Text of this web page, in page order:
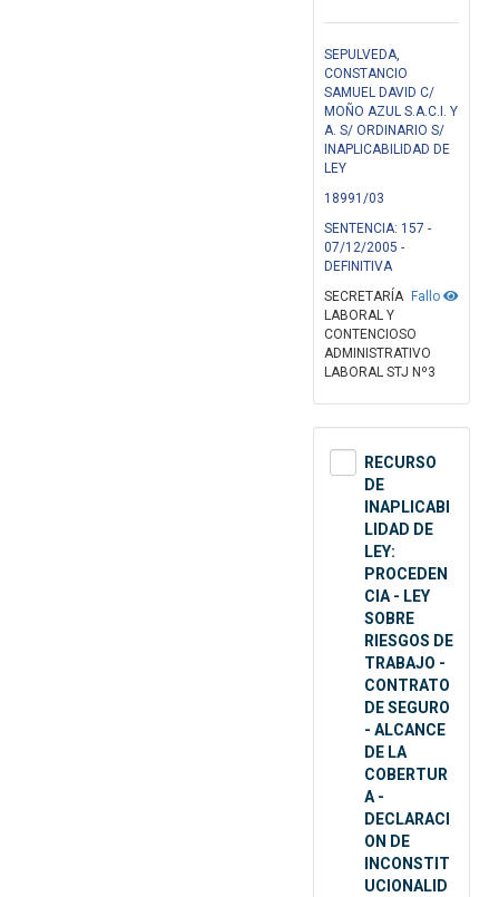
SEPULVEDA,
CONSTANCIO
SAMUEL DAVID C/
MOÑO AZUL S.A.C.I. Y
A. S/ ORDINARIO S/
INAPLICABILIDAD DE
LEY
18991/03
SENTENCIA: 157 -
07/12/2005 -
DEFINITIVA
Fallo
SECRETARÍA
LABORAL Y
CONTENCIOSO
ADMINISTRATIVO
LABORAL STJ Nº3
RECURSO
DE
INAPLICABI
LIDAD DE
LEY:
PROCEDEN
CIA - LEY
SOBRE
RIESGOS DE
TRABAJO -
CONTRATO
DE SEGURO
- ALCANCE
DE LA
COBERTUR
A -
DECLARACI
ON DE
INCONSTIT
UCIONALID